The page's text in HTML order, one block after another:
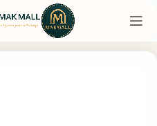
مراقبت پوستی